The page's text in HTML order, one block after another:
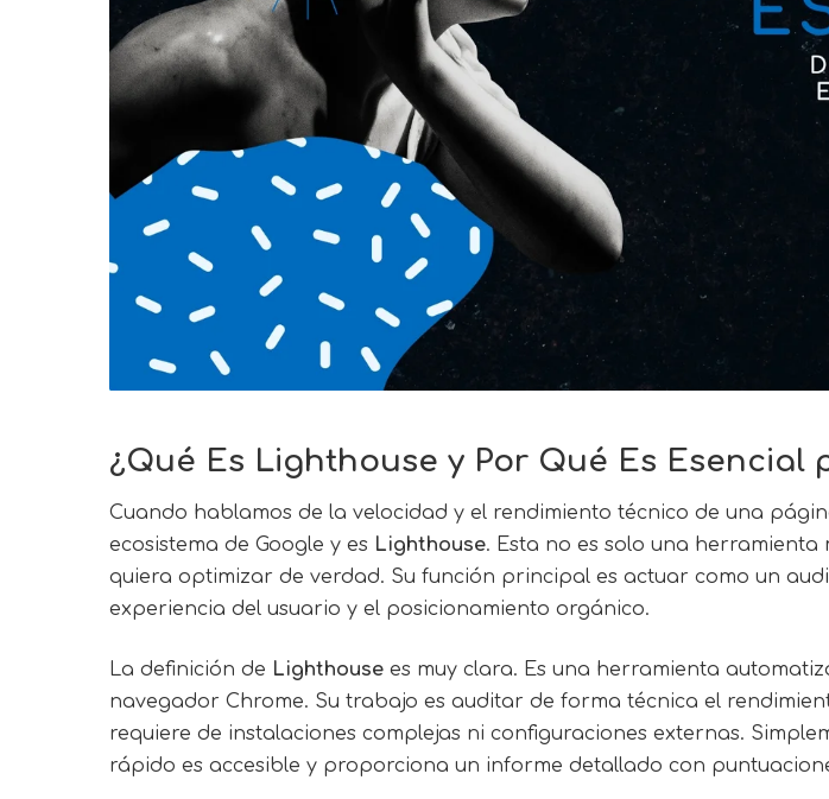
¿Qué Es Lighthouse y Por Qué Es
Cuando hablamos de la velocidad y el rendimiento técnico de una
ecosistema de Google y es Lighthouse. Esta no es solo una
quiera optimizar de verdad. Su función principal es actuar como un
experiencia del usuario y el posicionamiento orgánico.
La definición de Lighthouse es muy clara. Es una herramienta
navegador Chrome. Su trabajo es auditar de forma técnica el
requiere de instalaciones complejas ni configuraciones externas.
rápido es accesible y proporciona un informe detallado con